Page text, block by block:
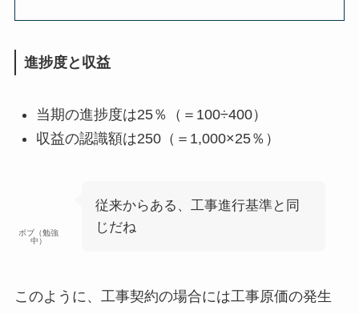
進捗度と収益
当期の進捗度は25％（＝100÷400）
収益の認識額は250（＝1,000×25％）
ボブ（勉強
中）
従来からある、工事進行基準と同
じだね
このように、工事契約の場合には工事原価の発生